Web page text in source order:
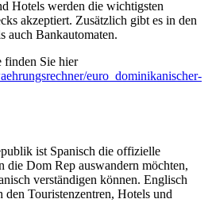
Hotels werden die wichtigsten
akzeptiert. Zusätzlich gibt es in den
auch Bankautomaten.
finden Sie hier
euro_dominikanischer-
ist Spanisch die offizielle
die Dom Rep auswandern möchten,
verständigen können. Englisch
Touristenzentren, Hotels und